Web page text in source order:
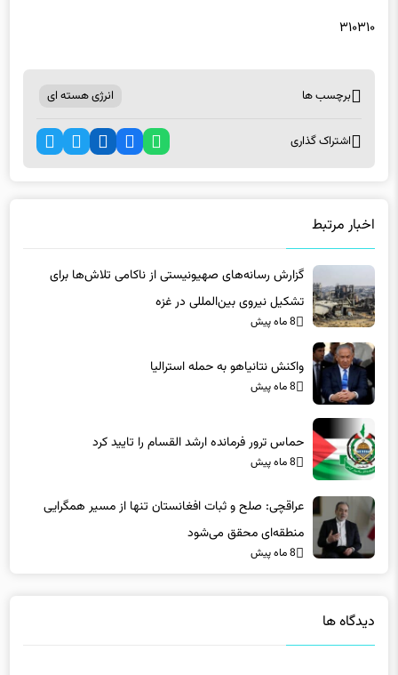
۳۱۰۳۱۰
برچسب ها انرژی هسته ای
اشتراک گذاری
اخبار مرتبط
گزارش رسانه‌های صهیونیستی از ناکامی تلاش‌ها برای
تشکیل نیروی بین‌المللی در غزه
8 ماه پیش
واکنش نتانیاهو به حمله استرالیا
8 ماه پیش
حماس ترور فرمانده ارشد القسام را تایید کرد
8 ماه پیش
عراقچی: صلح و ثبات افغانستان تنها از مسیر همگرایی
منطقه‌ای محقق می‌شود
8 ماه پیش
دیدگاه ها